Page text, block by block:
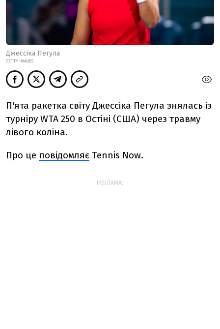
Джессіка Пегула
GETTY IMAGES
П'ята ракетка світу Джессіка Пегула знялась із
турніру WTA 250 в Остіні (США) через травму
лівого коліна.
Про це повідомляє Tennis Now.
РЕКЛАМА: